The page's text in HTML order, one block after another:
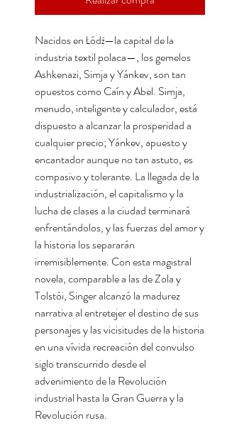
Nacidos en Łódź—la capital de la
industria textil polaca—, los gemelos
Ashkenazi, Simja y Yánkev, son tan
opuestos como Caín y Abel. Simja,
menudo, inteligente y calculador, está
dispuesto a alcanzar la prosperidad a
cualquier precio; Yánkev, apuesto y
encantador aunque no tan astuto, es
compasivo y tolerante. La llegada de la
industrialización, el capitalismo y la
lucha de clases a la ciudad terminará
enfrentándolos, y las fuerzas del amor y
la historia los separarán
irremisiblemente. Con esta magistral
novela, comparable a las de Zola y
Tolstói, Singer alcanzó la madurez
narrativa al entretejer el destino de sus
personajes y las vicisitudes de la historia
en una vívida recreación del convulso
siglo transcurrido desde el
advenimiento de la Revolución
industrial hasta la Gran Guerra y la
Revolución rusa.